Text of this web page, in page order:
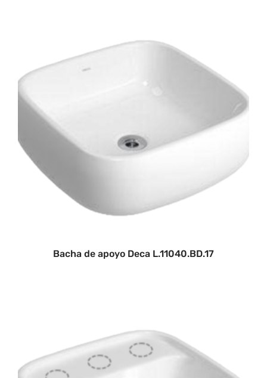
Bacha de apoyo Deca L.11040.BD.17